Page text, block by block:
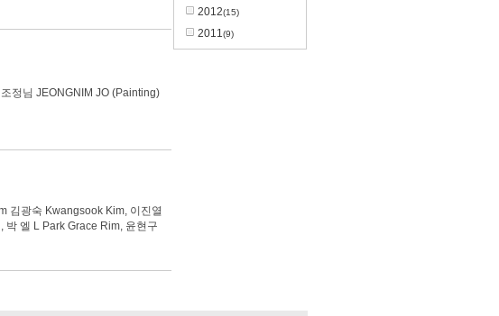
정님 JEONGNIM JO (Painting)
김광숙 Kwangsook Kim, 이진열
엘 L Park Grace Rim, 윤현구
2012(15)
2011(9)